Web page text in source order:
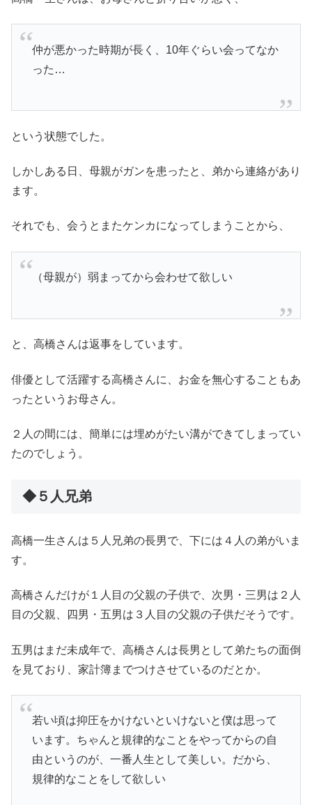
仲が悪かった時期が長く、10年ぐらい会ってなか
った…
という状態でした。
しかしある日、母親がガンを患ったと、弟から連絡があり
ます。
それでも、会うとまたケンカになってしまうことから、
（母親が）弱まってから会わせて欲しい
と、高橋さんは返事をしています。
俳優として活躍する高橋さんに、お金を無心することもあ
ったというお母さん。
２人の間には、簡単には埋めがたい溝ができてしまってい
たのでしょう。
◆５人兄弟
高橋一生さんは５人兄弟の長男で、下には４人の弟がいま
す。
高橋さんだけが１人目の父親の子供で、次男・三男は２人
目の父親、四男・五男は３人目の父親の子供だそうです。
五男はまだ未成年で、高橋さんは長男として弟たちの面倒
を見ており、家計簿までつけさせているのだとか。
若い頃は抑圧をかけないといけないと僕は思って
います。ちゃんと規律的なことをやってからの自
由というのが、一番人生として美しい。だから、
規律的なことをして欲しい